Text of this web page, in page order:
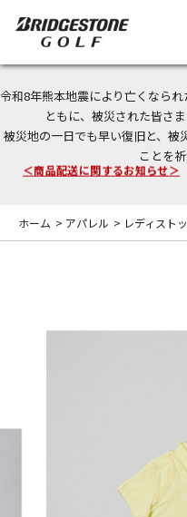
令和8年熊本地震により亡くなら
ともに、被災された皆さ
被災地の一日でも早い復旧と、被
ことを
今なら新規会員登録で1,000円
＜商品配送に関するお知らせ＞
ホーム > アパレル > レディスト